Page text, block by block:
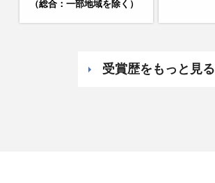
（総合：一部地域を除く）
受賞歴をもっと見る